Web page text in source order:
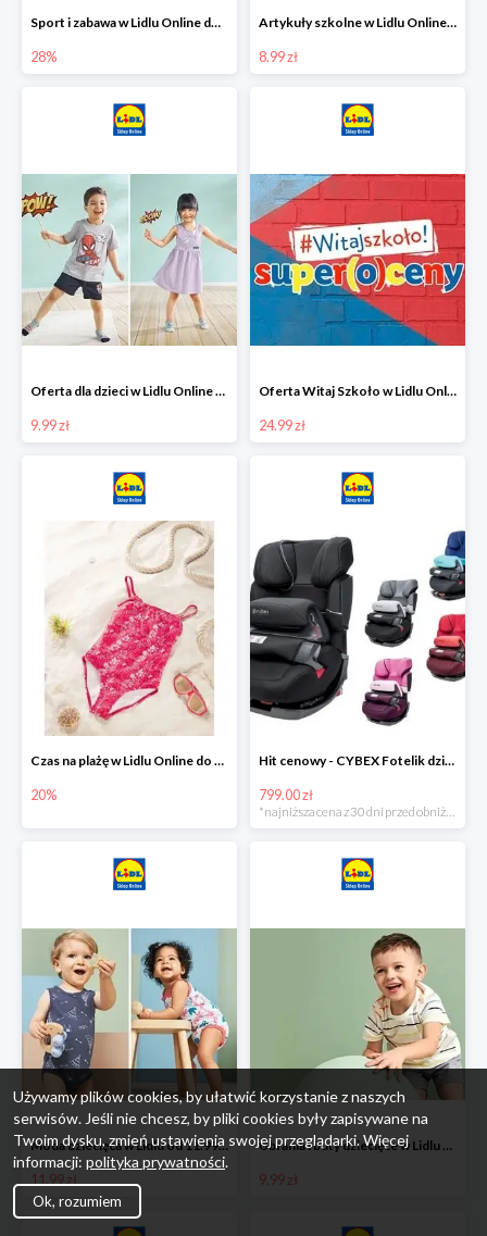
Sport i zabawa w Lidlu Online do -28%
28%
Artykuły szkolne w Lidlu Online od 8,99 zł
8.99 zł
Oferta dla dzieci w Lidlu Online od 9,99 zł
9.99 zł
Oferta Witaj Szkoło w Lidlu Online od 24,99 zł
24.99 zł
Czas na plażę w Lidlu Online do -20%
20%
Hit cenowy - CYBEX Fotelik dziecięcy samochodowy Pallasfix grupa I-III, 9-36 kg
799.00 zł
Moda dziecięca w Lidlu od 11.99 zł
11.99 zł
Ubrania i buty dziecięce w Lidlu Online od 9,99 zł
9.99 zł
Używamy plików cookies, by ułatwić korzystanie z naszych
serwisów. Jeśli nie chcesz, by pliki cookies były zapisywane na
Twoim dysku, zmień ustawienia swojej przeglądarki. Więcej
informacji: polityka prywatności.
Ok, rozumiem